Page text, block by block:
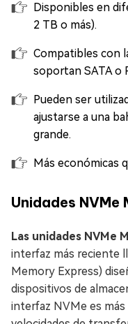
Disponibles en
2 TB o más).
Compatibles con
soportan SATA o
Pueden ser
ajustarse a una
grande.
Más económicas
Unidades NVMe
Las unidades NVMe
interfaz más reciente
Memory Express)
dispositivos de
interfaz NVMe es